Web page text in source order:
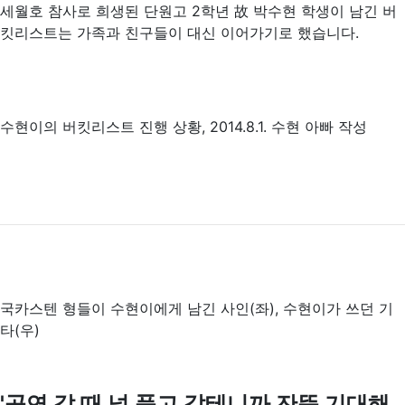
세월호 참사로 희생된 단원고 2학년 故 박수현 학생이 남긴 버
킷리스트는 가족과 친구들이 대신 이어가기로 했습니다.
수현이의 버킷리스트 진행 상황, 2014.8.1. 수현 아빠 작성
국카스텐 형들이 수현이에게 남긴 사인(좌), 수현이가 쓰던 기
타(우)